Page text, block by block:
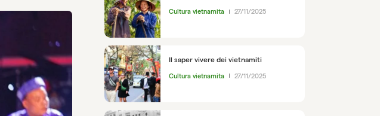
Cultura vietnamita 27/11/2025
Il saper vivere dei vietnamiti
Cultura vietnamita 27/11/2025